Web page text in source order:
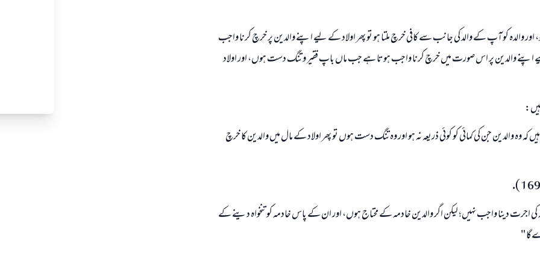
ہو، اور والدہ كو آپ كے والد كى جانب سے كافى خرچ ملتا ہو تو پھر اولاد كے ليے اپنے والدين پر خرچ كرنا واجب
اپنے والدين پر اس صورت ميں خرچ كرنا واجب ہوتا ہے جب ماں باپ فقير و تنگ دست ہوں، اور اولاد
كہ وہ والدين جن كى كمائى كو كوئى ذريعہ نہ ہو اور وہ تنگ دست ہوں تو پھر اولاد كے مال ميں والدين كا خرچ
كى اجرت دينا واجب نہيں؛ ليكن اگر والدين خادمہ كے محتاج ہوں، اور ان كے پاس خادمہ كو تنخواہ دينے كے
"